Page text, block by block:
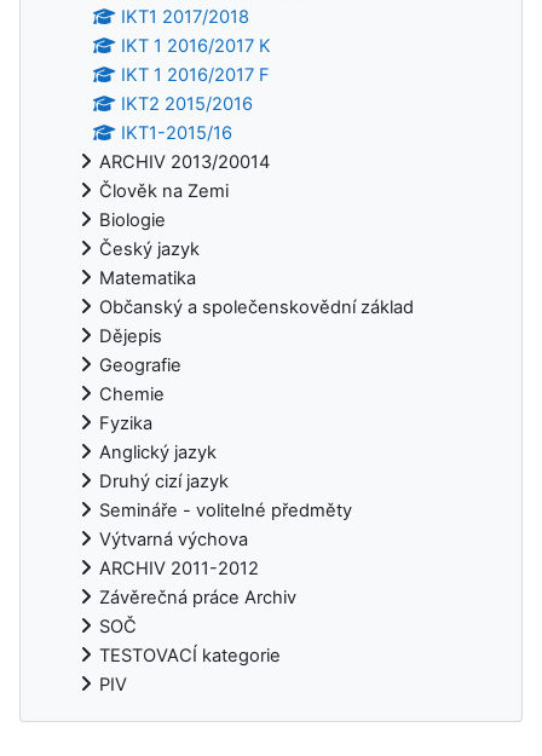
IKT1 2017/2018
IKT 1 2016/2017 K
IKT 1 2016/2017 F
IKT2 2015/2016
IKT1-2015/16
ARCHIV 2013/20014
Člověk na Zemi
Biologie
Český jazyk
Matematika
Občanský a společenskovědní základ
Dějepis
Geografie
Chemie
Fyzika
Anglický jazyk
Druhý cizí jazyk
Semináře - volitelné předměty
Výtvarná výchova
ARCHIV 2011-2012
Závěrečná práce Archiv
SOČ
TESTOVACÍ kategorie
PIV